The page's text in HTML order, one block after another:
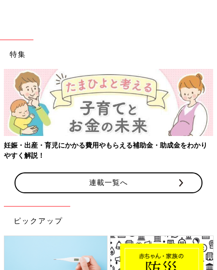
特集
妊娠・出産・育児にかかる費用やもらえる補助金・助成金をわかり
やすく解説！
連載一覧へ
ピックアップ